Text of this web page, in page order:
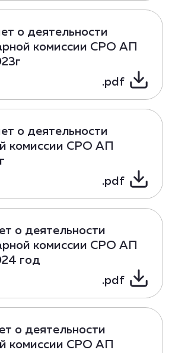
о деятельности
комиссии СРО АП
.pdf
о деятельности
комиссии СРО АП
.pdf
о деятельности
комиссии СРО АП
год
.pdf
о деятельности
комиссии СРО АП